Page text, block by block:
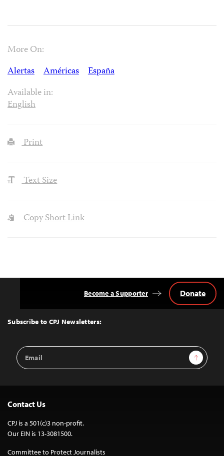
More On:
Alertas
Américas
España
Available in:
English
Print
Text Size
Copy Short Link
Top
Subscribe to CPJ Newsletters:
Email
Address
Sign Up
Become a Supporter Donate
Contact Us
CPJ is a 501(c)3 non-profit.
Our EIN is 13-3081500.
Committee to Protect Journalists